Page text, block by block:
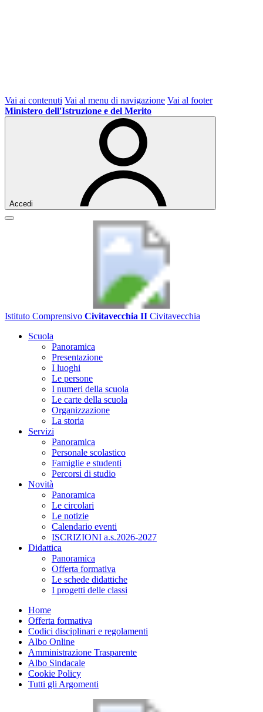
Vai ai contenuti Vai al menu di navigazione Vai al footer
Ministero dell'Istruzione e del Merito
Accedi
Istituto Comprensivo Civitavecchia II Civitavecchia
Scuola
Panoramica
Presentazione
I luoghi
Le persone
I numeri della scuola
Le carte della scuola
Organizzazione
La storia
Servizi
Panoramica
Personale scolastico
Famiglie e studenti
Percorsi di studio
Novità
Panoramica
Le circolari
Le notizie
Calendario eventi
ISCRIZIONI a.s.2026-2027
Didattica
Panoramica
Offerta formativa
Le schede didattiche
I progetti delle classi
Home
Offerta formativa
Codici disciplinari e regolamenti
Albo Online
Amministrazione Trasparente
Albo Sindacale
Cookie Policy
Tutti gli Argomenti